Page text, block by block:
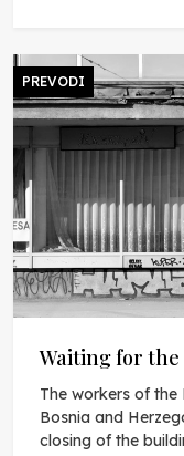
PREVODI
Waiting for the
The workers of
Bosnia and
closing of the